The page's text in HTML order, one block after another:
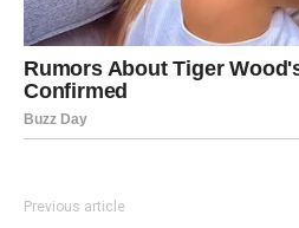
Previous article